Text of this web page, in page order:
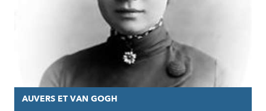
AUVERS ET VAN GOGH